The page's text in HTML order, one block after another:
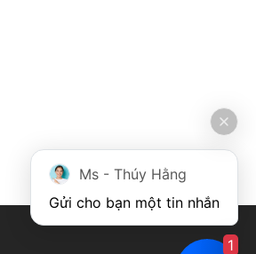
Ms - Thúy Hằng
Gửi cho bạn một tin nhắn
1